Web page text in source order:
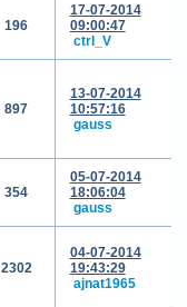
196
17-07-2014
09:00:47
ctrl_V
897
13-07-2014
10:57:16
gauss
354
05-07-2014
18:06:04
gauss
2302
04-07-2014
19:43:29
ajnat1965